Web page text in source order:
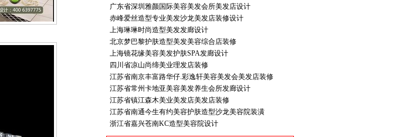
广东省深圳雅颜国际美容美发会所美发店设计
赤峰爱丝造型专业美发沙龙美发店装修设计
上海琳琳时尚造型美发发廊设计
北京梦巴黎护肤造型美发美容综合店装修
上海镜花缘美容美发护肤SPA发廊设计
四川省凉山尚缔美业理发店装修
江苏省南京丰富路华仔.彩逸轩美容美发会美发店装修
江苏省常州卡地亚美容美发养生会所发廊设计
江苏省镇江森木美业美发店美发店装修
江苏省南通今生有约美容护肤造型沙龙美容院装潢
浙江省嘉兴苍南KC造型美容院设计